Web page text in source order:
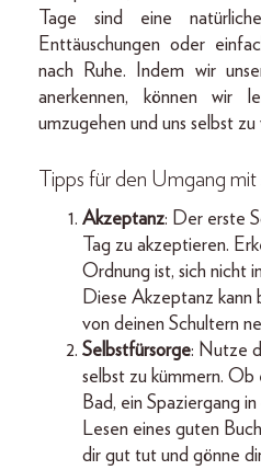
Tage sind eine
Enttäuschungen oder
nach Ruhe. Indem wir
anerkennen, können wir
umzugehen und uns selbst zu
Tipps für den Umgang
Akzeptanz: Der erste
Tag zu akzeptieren.
Ordnung ist, sich nicht
Diese Akzeptanz kann
von deinen Schultern
Selbstfürsorge: Nutze
selbst zu kümmern. Ob
Bad, ein Spaziergang
Lesen eines guten
dir gut tut und gönne